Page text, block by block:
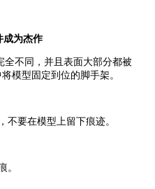
为杰作
不同，并且表面大部分都被
模型固定到位的脚手架。
不要在模型上留下痕迹。